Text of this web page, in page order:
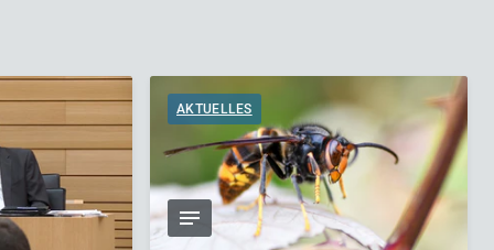
AKTUELLES